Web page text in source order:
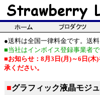
●送料は全国一律料金です。送
■当社はインボイス登録事業者
■お知らせ：8月3日(月)～6日(木
承ください。
■グラフィック液晶モジ